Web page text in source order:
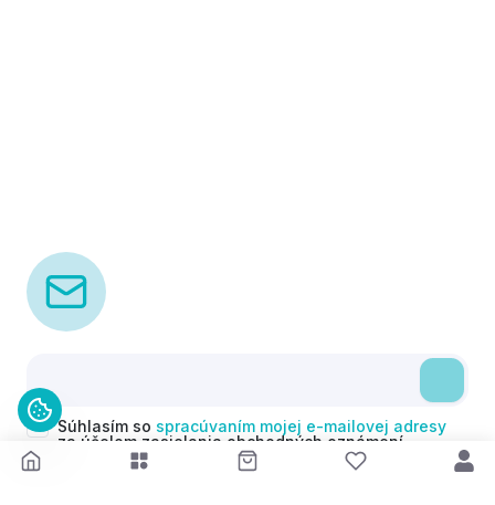
Súhlasím so spracúvaním mojej e-mailovej adresy
za účelom zasielania obchodných oznámení
(newsletterov) v súlade s čl. 6 ods. 1 písm. a)
Nariadenia GDPR. Svoj súhlas môžem kedykoľvek